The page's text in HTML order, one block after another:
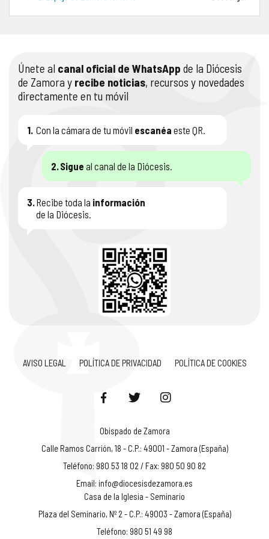
Únete al canal oficial de WhatsApp de la Diócesis
de Zamora y recibe noticias, recursos y novedades
directamente en tu móvil
1. Con la cámara de tu móvil escanéa este QR.
2.Sigue al canal de la Diócesis.
3.Recibe toda la información
de la Diócesis.
AVISO LEGAL POLÍTICA DE PRIVACIDAD POLÍTICA DE COOKIES
Obispado de Zamora
Calle Ramos Carrión, 18 - C.P.: 49001 - Zamora (España)
Teléfono: 980 53 18 02 / Fax: 980 50 90 82
Email: info@diocesisdezamora.es
Casa de la Iglesia - Seminario
Plaza del Seminario, Nº 2 - C.P.: 49003 - Zamora (España)
Teléfono: 980 51 49 98
PORTAL DE TRANSPARENCIA
APOSTOLADO SEGLAR
AUDIOS